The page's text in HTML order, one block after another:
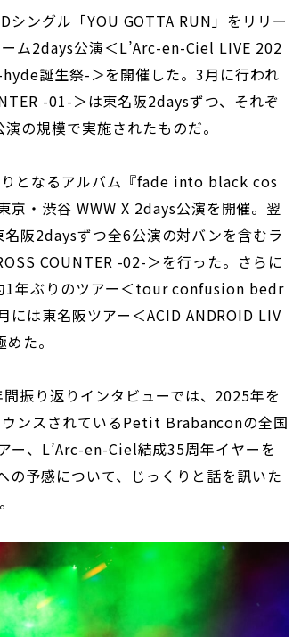
ングル「YOU GOTTA RUN」をリリー
ム2days公演＜L’Arc-en-Ciel LIVE 202
誕生祭-＞を開催した。3月に行われ
-01-＞は東名阪2daysずつ、それぞ
の規模で実施されたものだ。
となるアルバム『fade into black cos
・渋谷 WWW X 2days公演を開催。翌
阪2daysずつ全6公演の対バンを含むラ
COUNTER -02-＞を行った。さらに
1年ぶりのツアー＜tour confusion bedr
は東名阪ツアー＜ACID ANDROID LIV
た。
振り返りインタビューでは、2025年を
ンスされているPetit Brabanconの全国
ー、L’Arc-en-Ciel結成35周年イヤーを
の予感について、じっくりと話を訊いた